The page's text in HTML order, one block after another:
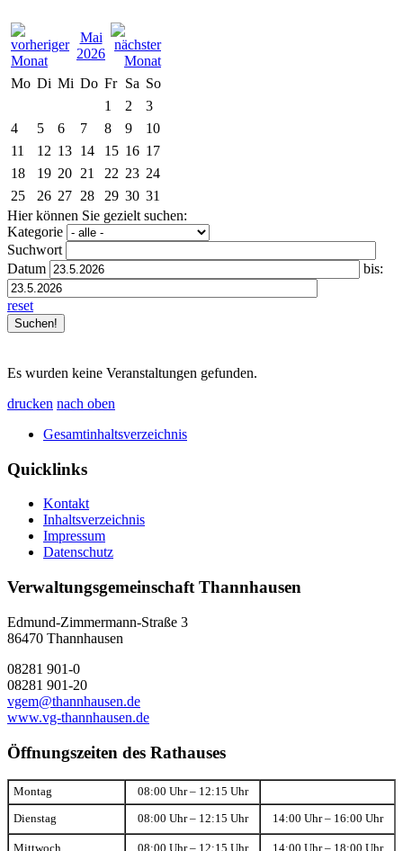
Mai
2026
Mo Di Mi Do Fr Sa So
1
2
3
4
5 6 7 8 9
10
11
12 13 14 15 16 17
18
19 20 21 22 23 24
25
26 27 28 29 30 31
Hier können Sie gezielt suchen:
Kategorie
Suchwort
Datum
bis:
reset
Es wurden keine Veranstaltungen gefunden.
drucken nach oben
Gesamtinhaltsverzeichnis
Quicklinks
Kontakt
Inhaltsverzeichnis
Impressum
Datenschutz
Verwaltungsgemeinschaft Thannhausen
Edmund-Zimmermann-Straße 3
86470 Thannhausen
08281 901-0
08281 901-20
vgem@thannhausen.de
www.vg-thannhausen.de
Öffnungszeiten des Rathauses
Montag 08:00 Uhr – 12:15 Uhr
Dienstag 08:00 Uhr – 12:15 Uhr 14:00 Uhr – 16:00 Uhr